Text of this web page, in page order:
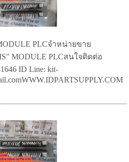
PLCจำหน่ายขาย
MODULE PLCสนใจติดต่อ
ID Line: kit-